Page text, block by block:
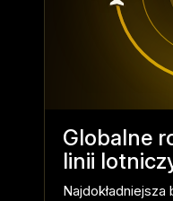
Globalne
linii